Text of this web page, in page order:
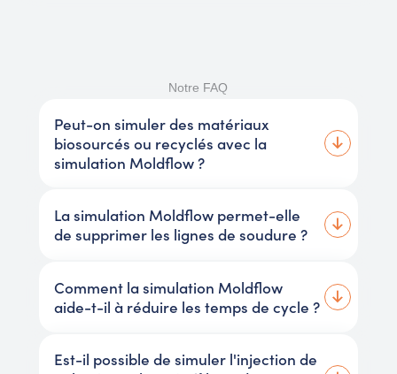
Notre FAQ
Peut-on simuler des matériaux
biosourcés ou recyclés avec la
simulation Moldflow ?
La simulation Moldflow permet-elle
de supprimer les lignes de soudure ?
Comment la simulation Moldflow
aide-t-il à réduire les temps de cycle ?
Est-il possible de simuler l'injection de